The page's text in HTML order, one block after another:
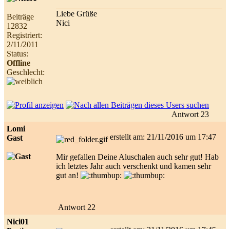
Beiträge
12832
Registriert:
2/11/2011
Status:
Offline
Geschlecht:
Liebe Grüße
Nici
Antwort 23
Lomi
Gast
erstellt am: 21/11/2016 um 17:47
Mir gefallen Deine Aluschalen auch sehr gut! Hab
ich letztes Jahr auch verschenkt und kamen sehr
gut an!
Antwort 22
Nici01